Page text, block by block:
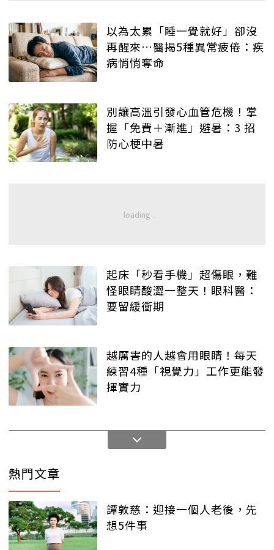
以為太累「睡一覺就好」卻沒
再醒來…醫揭5種異常疲倦：疾
病悄悄奪命
別讓高溫引發心血管危機！掌
握「免費＋漸進」避暑：3 招
防心梗中暑
起床「秒看手機」超傷眼，難
怪眼睛酸澀一整天！眼科醫：
要留緩衝期
越厲害的人越會用眼睛！每天
練習4種「視覺力」工作更能發
揮實力
熱門文章
譚敦慈：迎接一個人老後，先
想5件事